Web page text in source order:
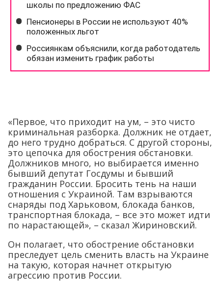
«Первое, что приходит на ум, – это чисто
криминальная разборка. Должник не отдает,
до него трудно добраться. С другой стороны,
это цепочка для обострения обстановки.
Должников много, но выбирается именно
бывший депутат Госдумы и бывший
гражданин России. Бросить тень на наши
отношения с Украиной. Там взрываются
снаряды под Харьковом, блокада банков,
транспортная блокада, – все это может идти
по нарастающей», – сказал Жириновский.
Он полагает, что обострение обстановки
преследует цель сменить власть на Украине
на такую, которая начнет открытую
агрессию против России.